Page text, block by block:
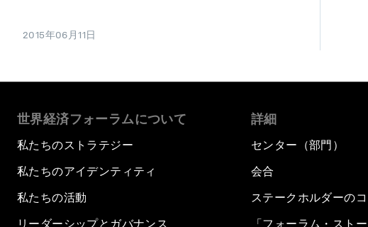
2015年06月11日
世界経済フォーラムについて
私たちのストラテジー
私たちのアイデンティティ
私たちの活動
リーダーシップとガバナンス
詳細
センター（部門）
会合
ステークホルダーの
「フォーラム・ストー